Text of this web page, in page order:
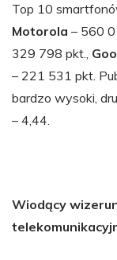
Top 10
Motorola – 560
329 798 pkt.,
– 221 531 pkt.
bardzo wysoki,
– 4,44.
Wiodący